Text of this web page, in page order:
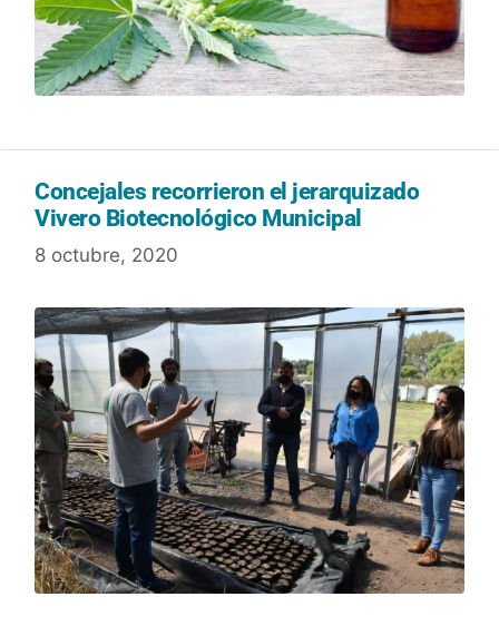
Concejales recorrieron el jerarquizado
Vivero Biotecnológico Municipal
8 octubre, 2020